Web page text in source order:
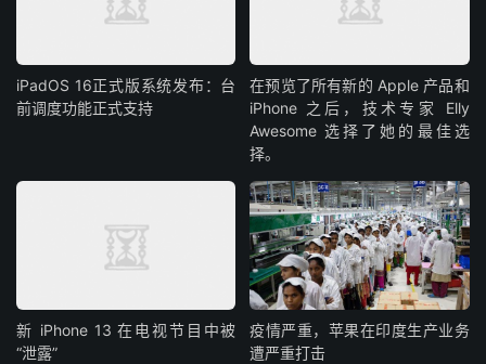
iPadOS 16正式版系统发布：台
前调度功能正式支持
在预览了所有新的 Apple 产品和
iPhone 之后，技术专家 Elly
Awesome 选择了她的最佳选
择。
新 iPhone 13 在电视节目中被
“泄露”
疫情严重，苹果在印度生产业务
遭严重打击